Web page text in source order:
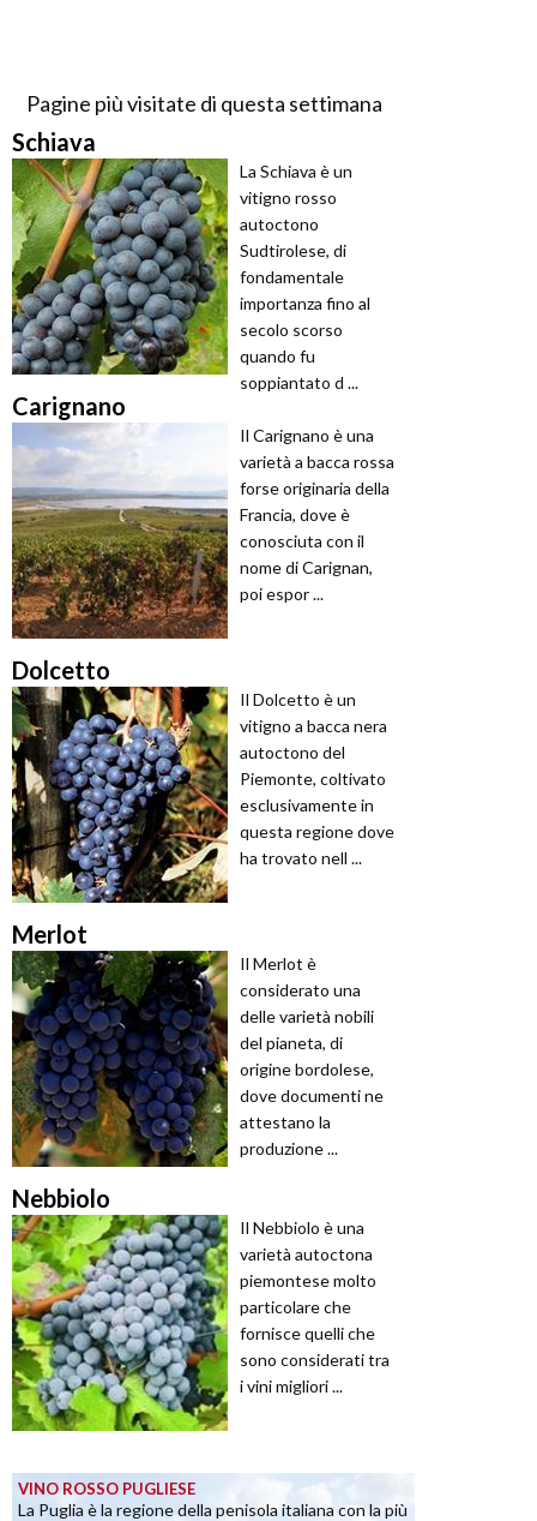
Pagine più visitate di questa settimana
Schiava
La Schiava è un
vitigno rosso
autoctono
Sudtirolese, di
fondamentale
importanza fino al
secolo scorso
quando fu
soppiantato d ...
Carignano
Il Carignano è una
varietà a bacca rossa
forse originaria della
Francia, dove è
conosciuta con il
nome di Carignan,
poi espor ...
Dolcetto
Il Dolcetto è un
vitigno a bacca nera
autoctono del
Piemonte, coltivato
esclusivamente in
questa regione dove
ha trovato nell ...
Merlot
Il Merlot è
considerato una
delle varietà nobili
del pianeta, di
origine bordolese,
dove documenti ne
attestano la
produzione ...
Nebbiolo
Il Nebbiolo è una
varietà autoctona
piemontese molto
particolare che
fornisce quelli che
sono considerati tra
i vini migliori ...
VINO ROSSO PUGLIESE
La Puglia è la regione della penisola italiana con la più